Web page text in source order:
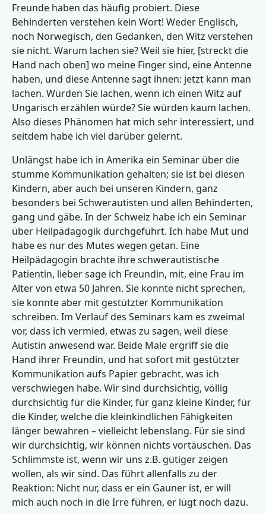
Freunde haben das häufig probiert. Diese
Behinderten verstehen kein Wort! Weder Englisch,
noch Norwegisch, den Gedanken, den Witz verstehen
sie nicht. Warum lachen sie? Weil sie hier, [streckt die
Hand nach oben] wo meine Finger sind, eine Antenne
haben, und diese Antenne sagt ihnen: jetzt kann man
lachen. Würden Sie lachen, wenn ich einen Witz auf
Ungarisch erzählen würde? Sie würden kaum lachen.
Also dieses Phänomen hat mich sehr interessiert, und
seitdem habe ich viel darüber gelernt.
Unlängst habe ich in Amerika ein Seminar über die
stumme Kommunikation gehalten; sie ist bei diesen
Kindern, aber auch bei unseren Kindern, ganz
besonders bei Schwerautisten und allen Behinderten,
gang und gäbe. In der Schweiz habe ich ein Seminar
über Heilpädagogik durchgeführt. Ich habe Mut und
habe es nur des Mutes wegen getan. Eine
Heilpädagogin brachte ihre schwerautistische
Patientin, lieber sage ich Freundin, mit, eine Frau im
Alter von etwa 50 Jahren. Sie konnte nicht sprechen,
sie konnte aber mit gestützter Kommunikation
schreiben. Im Verlauf des Seminars kam es zweimal
vor, dass ich vermied, etwas zu sagen, weil diese
Autistin anwesend war. Beide Male ergriff sie die
Hand ihrer Freundin, und hat sofort mit gestützter
Kommunikation aufs Papier gebracht, was ich
verschwiegen habe. Wir sind durchsichtig, völlig
durchsichtig für die Kinder, für ganz kleine Kinder, für
die Kinder, welche die kleinkindlichen Fähigkeiten
länger bewahren – vielleicht lebenslang. Für sie sind
wir durchsichtig, wir können nichts vortäuschen. Das
Schlimmste ist, wenn wir uns z.B. gütiger zeigen
wollen, als wir sind. Das führt allenfalls zu der
Reaktion: Nicht nur, dass er ein Gauner ist, er will
mich auch noch in die Irre führen, er lügt noch dazu.